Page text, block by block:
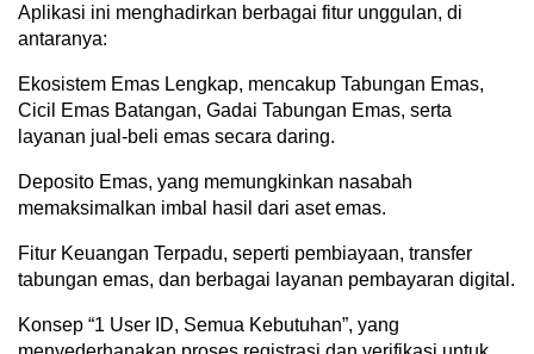
Aplikasi ini menghadirkan berbagai fitur unggulan, di
antaranya:
Ekosistem Emas Lengkap, mencakup Tabungan Emas,
Cicil Emas Batangan, Gadai Tabungan Emas, serta
layanan jual-beli emas secara daring.
Deposito Emas, yang memungkinkan nasabah
memaksimalkan imbal hasil dari aset emas.
Fitur Keuangan Terpadu, seperti pembiayaan, transfer
tabungan emas, dan berbagai layanan pembayaran digital.
Konsep “1 User ID, Semua Kebutuhan”, yang